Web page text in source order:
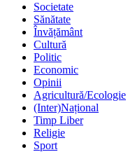
Societate
Sănătate
Învățământ
Cultură
Politic
Economic
Opinii
Agricultură/Ecologie
(Inter)Național
Timp Liber
Religie
Sport